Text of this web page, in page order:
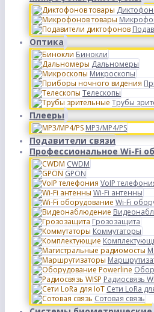
Оптика
Бинокли
Дальномеры
Микроскопы
Телескопы
Трубы
Плееры
MP3/MP4/PS
Подавители связи
Профессиональное Wi-Fi
CWDM
GPON
VoIP
Wi-Fi антенны
Wi-Fi
Грозозащита
Коммутаторы
Радиосвязь
Сети LoRa
Сотовая связь